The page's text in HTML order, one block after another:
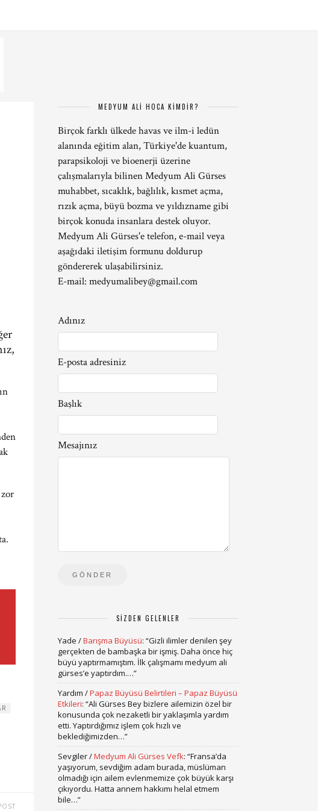
MEDYUM ALİ HOCA KİMDİR?
Birçok farklı ülkede havas ve ilm-i ledün
alanında eğitim alan, Türkiye'de kuantum,
parapsikoloji ve bioenerji üzerine
çalışmalarıyla bilinen Medyum Ali Gürses
muhabbet, sıcaklık, bağlılık, kısmet açma,
rızık açma, büyü bozma ve yıldızname gibi
birçok konuda insanlara destek oluyor.
Medyum Ali Gürses'e telefon, e-mail veya
aşağıdaki iletişim formunu doldurup
göndererek ulaşabilirsiniz.
E-mail: medyumalibey@gmail.com
Adınız
E-posta adresiniz
Başlık
Mesajınız
SIZDEN GELENLER
Yade /Barışma Büyüsü: “Gizli ilimler denilen şey
gerçekten de bambaşka bir işmiş. Daha önce hiç
büyü yaptırmamıştım. İlk çalışmamı medyum ali
gürses’e yaptırdım.…”
Yardım /Papaz Büyüsü Belirtileri – Papaz Büyüsü
Etkileri: “Ali Gürses Bey bizlere ailemizin özel bir
konusunda çok nezaketli bir yaklaşımla yardım
etti. Yaptırdığımız işlem çok hızlı ve
beklediğimizden…”
Sevgiler/Medyum Ali Gürses Vefk: “Fransa’da
yaşıyorum, sevdiğim adam burada, müslüman
olmadığı için ailem evlenmemize çok büyük karşı
çıkıyordu. Hatta annem hakkımı helal etmem
bile…”